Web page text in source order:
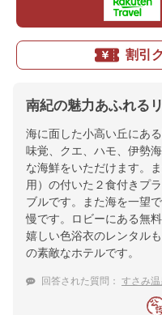
割引
南紀の魅力あふれる
海に面した小高い丘にあ
味覚、クエ、ハモ、伊勢
な海鮮をいただけます。
用）の付いた２食付きプ
ブルです。また海を一望
慢です。ロビーにある無
嬉しい色浴衣のレンタル
の素敵なホテルです。
回答された質問： すさみ温泉